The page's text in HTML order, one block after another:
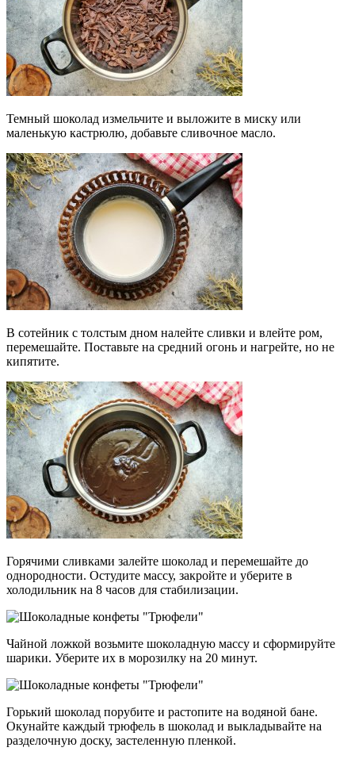
Темный шоколад измельчите и выложите в миску или
маленькую кастрюлю, добавьте сливочное масло.
В сотейник с толстым дном налейте сливки и влейте ром,
перемешайте. Поставьте на средний огонь и нагрейте, но не
кипятите.
Горячими сливками залейте шоколад и перемешайте до
однородности. Остудите массу, закройте и уберите в
холодильник на 8 часов для стабилизации.
Чайной ложкой возьмите шоколадную массу и сформируйте
шарики. Уберите их в морозилку на 20 минут.
Горький шоколад порубите и растопите на водяной бане.
Окунайте каждый трюфель в шоколад и выкладывайте на
разделочную доску, застеленную пленкой.